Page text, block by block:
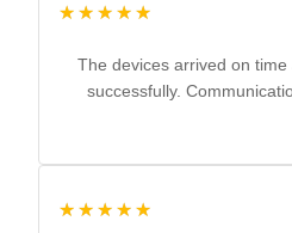
★★★★★
★★★★★
The devices arrived on
successfully.
★★★★★
★★★★★